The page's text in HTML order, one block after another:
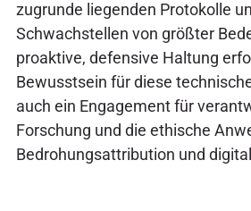
zugrunde liegenden Protokolle
Schwachstellen von größter
proaktive, defensive Haltung
Bewusstsein für diese
auch ein Engagement für
Forschung und die ethische
Bedrohungsattribution und